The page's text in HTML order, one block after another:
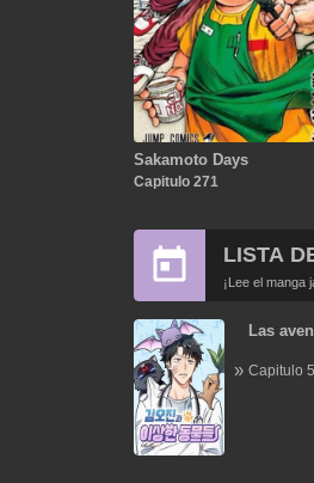
Sakamoto Days
Capitulo 271
LISTA
¡Lee el manga
Las
Capitulo